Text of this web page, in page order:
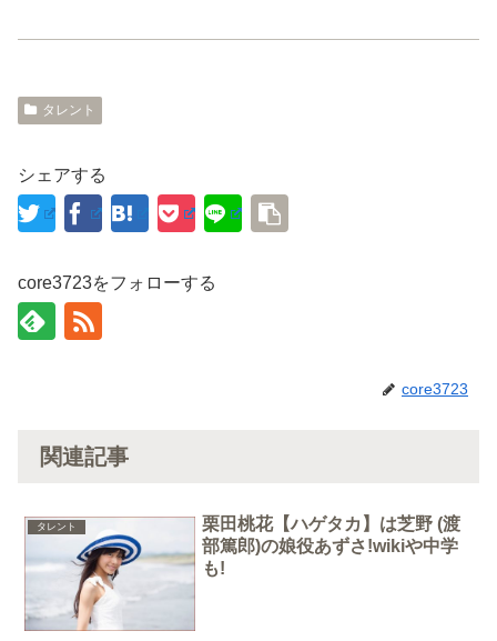
タレント
シェアする
core3723をフォローする
core3723
関連記事
タレント
栗田桃花【ハゲタカ】は芝野 (渡
部篤郎)の娘役あずさ!wikiや中学
も!